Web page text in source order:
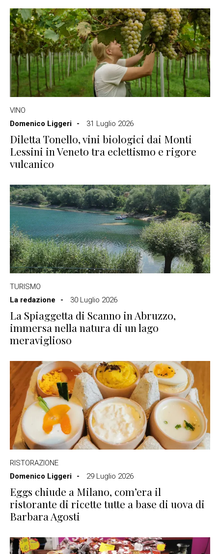
VINO
Domenico Liggeri
31 Luglio 2026
Diletta Tonello, vini biologici dai Monti
Lessini in Veneto tra eclettismo e rigore
vulcanico
TURISMO
La redazione
30 Luglio 2026
La Spiaggetta di Scanno in Abruzzo,
immersa nella natura di un lago
meraviglioso
RISTORAZIONE
Domenico Liggeri
29 Luglio 2026
Eggs chiude a Milano, com’era il
ristorante di ricette tutte a base di uova di
Barbara Agosti